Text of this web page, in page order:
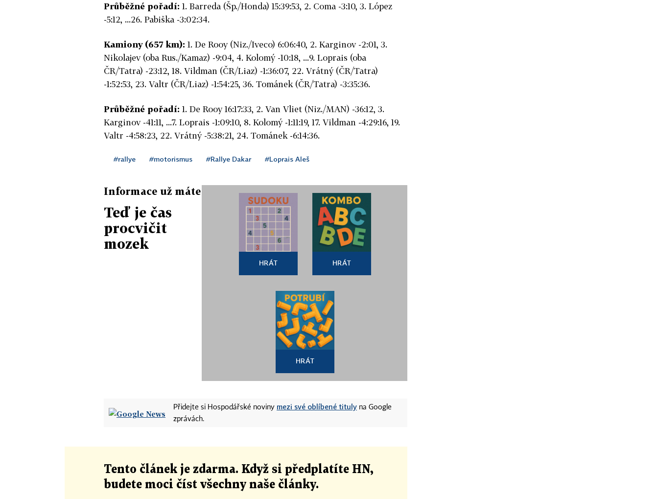
Průběžné pořadí: 1. Barreda (Šp./Honda) 15:39:53, 2. Coma -3:10, 3. López
-5:12, ...26. Pabiška -3:02:34.
Kamiony (657 km): 1. De Rooy (Niz./Iveco) 6:06:40, 2. Karginov -2:01, 3.
Nikolajev (oba Rus./Kamaz) -9:04, 4. Kolomý -10:18, ...9. Loprais (oba
ČR/Tatra) -23:12, 18. Vildman (ČR/Liaz) -1:36:07, 22. Vrátný (ČR/Tatra)
-1:52:53, 23. Valtr (ČR/Liaz) -1:54:25, 36. Tománek (ČR/Tatra) -3:35:36.
Průběžné pořadí: 1. De Rooy 16:17:33, 2. Van Vliet (Niz./MAN) -36:12, 3.
Karginov -41:11, ...7. Loprais -1:09:10, 8. Kolomý -1:11:19, 17. Vildman -4:29:16, 19.
Valtr -4:58:23, 22. Vrátný -5:38:21, 24. Tománek -6:14:36.
#rallye #motorismus #Rallye Dakar #Loprais Aleš
Informace už máte
Teď je čas
procvičit
mozek
HRÁT HRÁT
HRÁT
Přidejte si Hospodářské noviny mezi své oblíbené tituly na Google
zprávách.
Tento článek je zdarma. Když si předplatíte HN,
budete moci číst všechny naše články.